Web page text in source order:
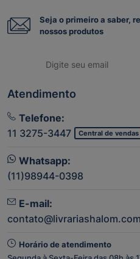
Seja o primeiro a saber,
nossos produtos
Atendimento
Telefone:
11 3275-3447
Central de vendas
Whatsapp:
(11)98944-0398
E-mail:
Horário de atendimento